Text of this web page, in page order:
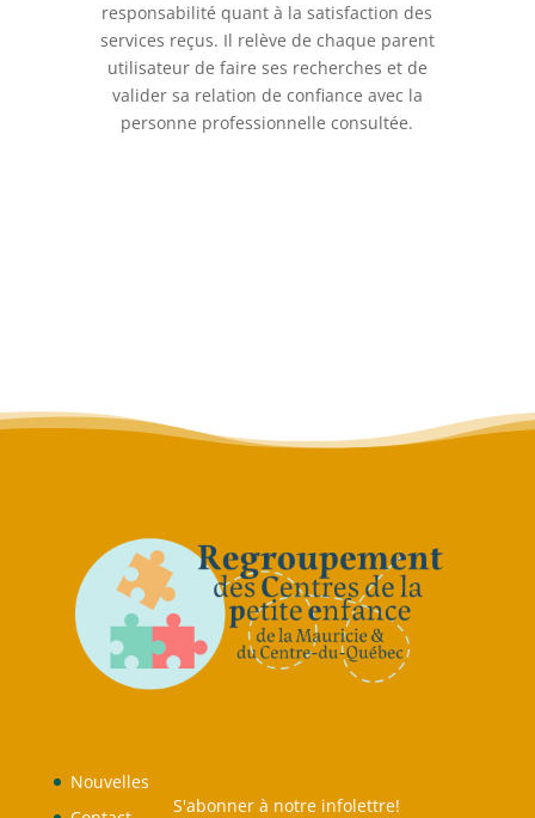
responsabilité quant à la satisfaction des
services reçus. Il relève de chaque parent
utilisateur de faire ses recherches et de
valider sa relation de confiance avec la
personne professionnelle consultée.
Nouvelles
S'abonner à notre infolettre!